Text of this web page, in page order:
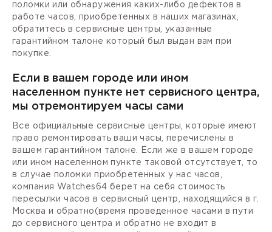
поломки или обнаружения каких-либо дефектов в
работе часов, приобретенных в наших магазинах,
обратитесь в сервисные центры, указанные
гарантийном талоне который был выдан вам при
покупке.
Если в вашем городе или ином
населенном пункте нет сервисного центра,
мы отремонтируем часы сами
Все официальные сервисные центры, которые имеют
право ремонтировать ваши часы, перечислены в
вашем гарантийном талоне. Если же в вашем городе
или ином населенном пункте таковой отсутствует, то
в случае поломки приобретенных у нас часов,
компания Watches64 берет на себя стоимость
пересылки часов в сервисный центр, находящийся в г.
Москва и обратно(время проведенное часами в пути
до сервисного центра и обратно не входит в